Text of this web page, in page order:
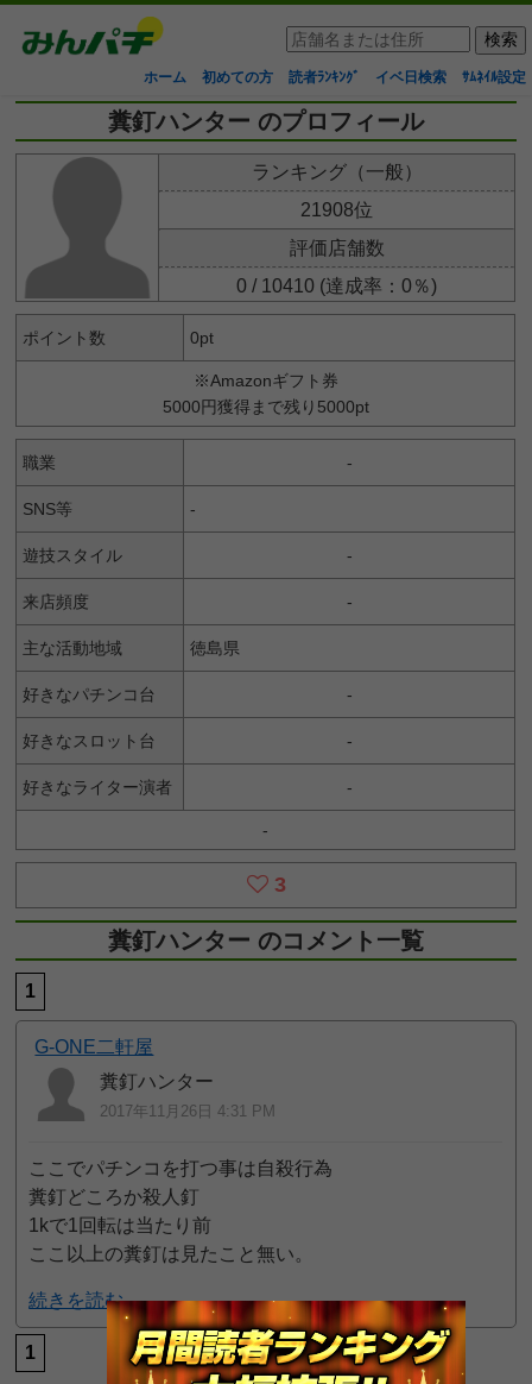
ホーム 初めての方 読者ﾗﾝｷﾝｸﾞ イベ日検索 ｻﾑﾈｲﾙ設定
糞釘ハンター のプロフィール
ランキング（一般）
21908位
評価店舗数
0 / 10410 (達成率：0％)
ポイント数 0pt
※Amazonギフト券
5000円獲得まで残り5000pt
職業 -
SNS等 -
遊技スタイル -
来店頻度 -
主な活動地域 徳島県
好きなパチンコ台 -
好きなスロット台 -
好きなライター演者 -
-
3
糞釘ハンター のコメント一覧
1
G-ONE二軒屋
糞釘ハンター
2017年11月26日 4:31 PM
ここでパチンコを打つ事は自殺行為
糞釘どころか殺人釘
1kで1回転は当たり前
ここ以上の糞釘は見たこと無い。
続きを読む
1